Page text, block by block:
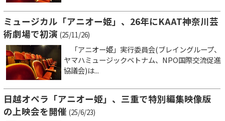
ミュージカル「アニオー姫」、26年にKAAT神奈川芸
術劇場で初演 (25/11/26)
「アニオー姫」実行委員会(ブレイングループ、
ヤマハミュージックベトナム、NPO国際交流促進
協議会)は...
日越オペラ「アニオー姫」、三重で特別編集映像版
の上映会を開催 (25/6/23)